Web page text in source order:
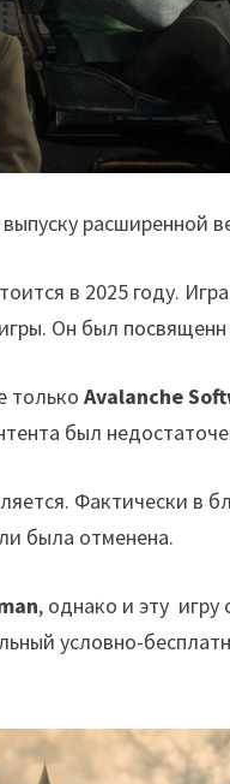
расширенной
в 2025 году.
Он был
толькоAvalanche
был
Фактически в
была отменена.
, однако и эту
условно-